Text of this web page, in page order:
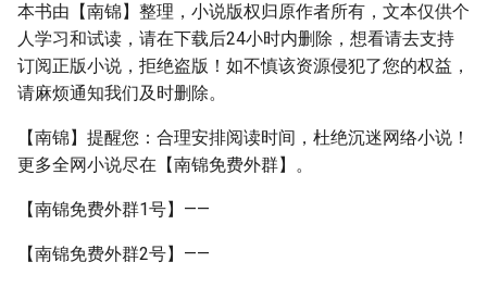
本书由【南锦】整理，小说版权归原作者所有，文本仅供个
人学习和试读，请在下载后24小时内删除，想看请去支持
订阅正版小说，拒绝盗版！如不慎该资源侵犯了您的权益，
请麻烦通知我们及时删除。
【南锦】提醒您：合理安排阅读时间，杜绝沉迷网络小说！
更多全网小说尽在【南锦免费外群】。
【南锦免费外群1号】——
【南锦免费外群2号】——